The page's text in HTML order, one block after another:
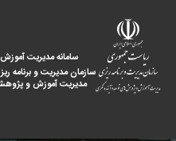
سامانه مدیریت
سازمان مدیریت و برنامه
مدیریت آموزش و